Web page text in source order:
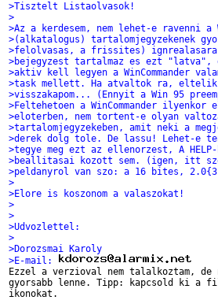
>Tisztelt Listaolvasok!
>
>Az a kerdesem, nem lehet-e ravenni a
>(alkatalogus) tartalomjegyzekenek
>felolvasas, a frissites) ignrealasara.
>bejegyzest tartalmaz es ezt "latva",
>aktiv kell legyen a WinCommander
>task mellett. Ha atvaltok ra, eltelik
>visszakapom... (Ennyit a Win 95
>Feltehetoen a WinCommander
>eloterben, nem tortent-e olyan
>tartalomjegyzekeben, amit neki a
>derek dolg tole. De lassu! Lehet-e
>tegye meg ezt az ellenorzest, A
>beallitasai kozott sem. (igen, itt
>peldanyrol van szo: a 16 bites,
>
>Elore is koszonom a valaszokat!
>
>
>Udvozlettel:
>
>Dorozsmai Karoly
>E-mail:
Ezzel a verzioval nem talalkoztam,
gyorsabb lenne. Tipp: kapcsold ki a
ikonokat.